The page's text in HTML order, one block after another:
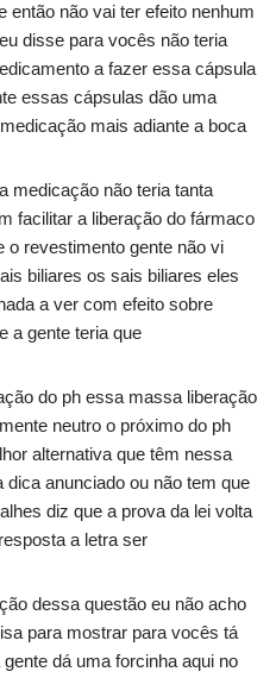
então não vai ter efeito nenhum
disse para vocês não teria
a fazer essa cápsula
essas cápsulas dão uma
mais adiante a boca
medicação não teria tanta
facilitar a liberação do fármaco
o revestimento gente não vi
biliares os sais biliares eles
a ver com efeito sobre
a gente teria que
do ph essa massa liberação
neutro o próximo do ph
alternativa que têm nessa
anunciado ou não tem que
diz que a prova da lei volta
a letra ser
dessa questão eu não acho
para mostrar para vocês tá
dá uma forcinha aqui no